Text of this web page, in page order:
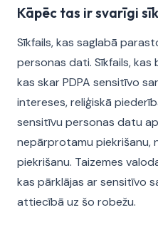
Kāpēc tas ir svarīgi
Sīkfails, kas saglabā
personas dati. Sīkfails,
kas skar PDPA sensitīvo
intereses, reliģiskā
sensitīvu personas datu
nepārprotamu piekrišanu,
piekrišanu. Taizemes
kas pārklājas ar sensitīvo
attiecībā uz šo robežu.